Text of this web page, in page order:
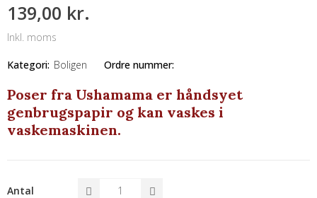
139,00 kr.
Inkl. moms
Kategori: Boligen Ordre nummer:
Poser fra Ushamama er håndsyet
genbrugspapir og kan vaskes i
vaskemaskinen.
Antal